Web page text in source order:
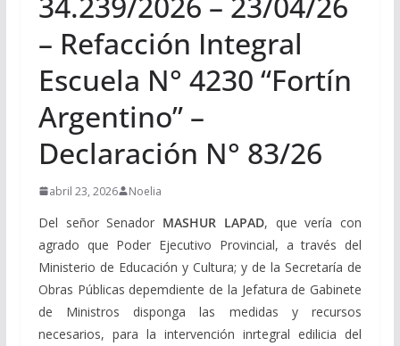
– Refacción Integral
Escuela N° 4230 “Fortín
Argentino” –
Declaración N° 83/26
abril 23, 2026 Noelia
Del señor Senador MASHUR LAPAD, que vería con
agrado que Poder Ejecutivo Provincial, a través del
Ministerio de Educación y Cultura; y de la Secretaría de
Obras Públicas depemdiente de la Jefatura de Gabinete
de Ministros disponga las medidas y recursos
necesarios, para la intervención inrtegral edilicia del